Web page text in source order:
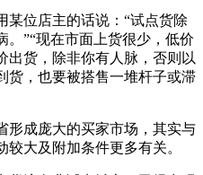
某位店主的话说：“试点货除
。”“现在市面上货很少，低价
出货，除非你有人脉，否则以
货，也要被搭售一堆杆子或滞
形成庞大的买家市场，其实与
大及附加条件更多有关。